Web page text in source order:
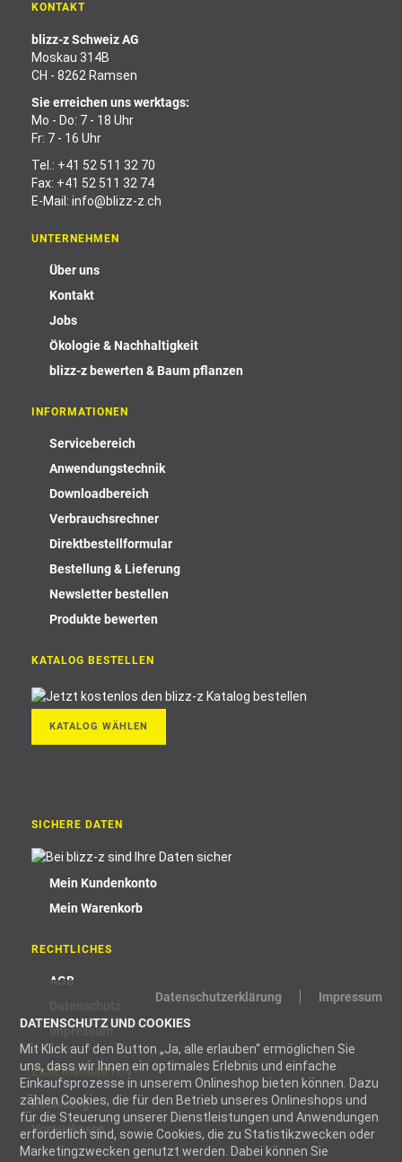
Datenschutzerklärung
Impressum
DATENSCHUTZ UND COOKIES
Mit Klick auf den Button „Ja, alle erlauben“ ermöglichen Sie
uns, dass wir Ihnen ein optimales Erlebnis und einfache
Einkaufsprozesse in unserem Onlineshop bieten können. Dazu
zählen Cookies, die für den Betrieb unseres Onlineshops und
für die Steuerung unserer Dienstleistungen und Anwendungen
erforderlich sind, sowie Cookies, die zu Statistikzwecken oder
Marketingzwecken genutzt werden. Dabei können Sie
KONTAKT
blizz-z Schweiz AG
Moskau 314B
CH - 8262 Ramsen
Sie erreichen uns werktags:
Mo - Do: 7 - 18 Uhr
Fr: 7 - 16 Uhr
Tel.: +41 52 511 32 70
Fax: +41 52 511 32 74
E-Mail: info@blizz-z.ch
UNTERNEHMEN
Über uns
Kontakt
Jobs
Ökologie & Nachhaltigkeit
blizz-z bewerten & Baum pflanzen
INFORMATIONEN
Servicebereich
Anwendungstechnik
Downloadbereich
Verbrauchsrechner
Direktbestellformular
Bestellung & Lieferung
Newsletter bestellen
Produkte bewerten
KATALOG BESTELLEN
KATALOG WÄHLEN
SICHERE DATEN
Mein Kundenkonto
Mein Warenkorb
RECHTLICHES
AGB
Impressum
ZAHLUNGSARTEN
Rechnung
Vorauskasse